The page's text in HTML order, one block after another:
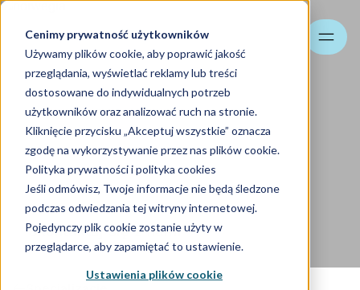
Cenimy prywatność użytkowników
Używamy plików cookie, aby poprawić jakość
przeglądania, wyświetlać reklamy lub treści
dostosowane do indywidualnych potrzeb
użytkowników oraz analizować ruch na stronie.
Kliknięcie przycisku „Akceptuj wszystkie” oznacza
zgodę na wykorzystywanie przez nas plików cookie.
Polityka prywatności i polityka cookies
Jeśli odmówisz, Twoje informacje nie będą śledzone
podczas odwiedzania tej witryny internetowej.
Pojedynczy plik cookie zostanie użyty w
przeglądarce, aby zapamiętać to ustawienie.
Ustawienia plików cookie
Zakładanie firmy w
Norwegii – rejestracja,
podatki, księgowość
Skontaktuj się z nami